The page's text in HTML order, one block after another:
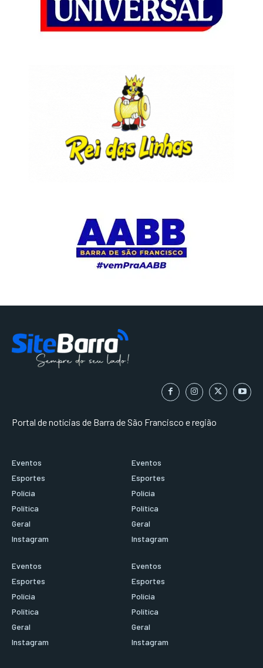
Portal de notícias de Barra de São Francisco e região
Eventos
Esportes
Polícia
Política
Geral
Instagram
Eventos
Esportes
Polícia
Política
Geral
Instagram
Eventos
Esportes
Polícia
Política
Geral
Instagram
Eventos
Esportes
Polícia
Política
Geral
Instagram